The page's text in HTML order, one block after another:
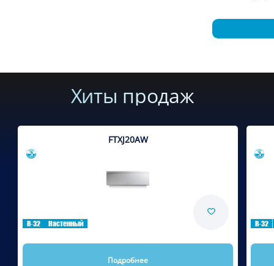
Хиты продаж
FTXJ20AW
R-32 Настенный
Подробнее
R-32